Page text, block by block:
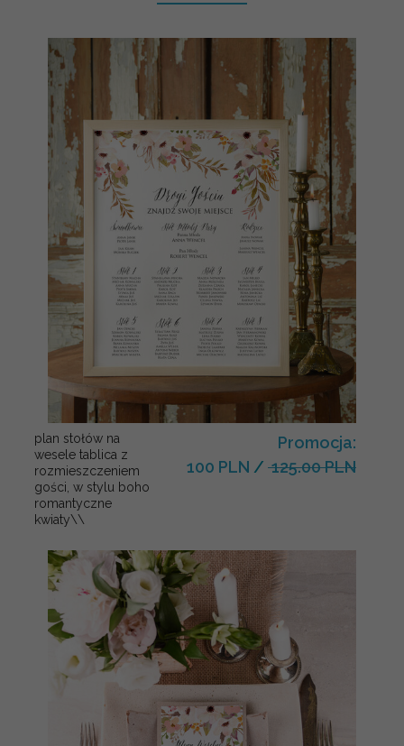
plan stołów na
wesele tablica z
rozmieszczeniem
gości, w stylu boho
romantyczne
kwiaty\\
Promocja:
100 PLN / 125.00 PLN